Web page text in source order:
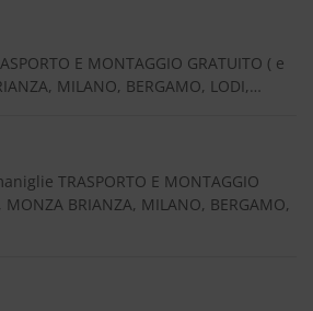
E MONTAGGIO GRATUITO ( e
MILANO, BERGAMO, LODI,…
TRASPORTO E MONTAGGIO
BRIANZA, MILANO, BERGAMO,